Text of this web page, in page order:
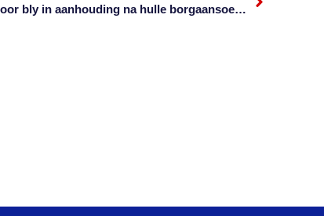
Drie wat oud-onderwyseres glo vermoor bly in aanhouding na hulle borgaansoeke laat vaar